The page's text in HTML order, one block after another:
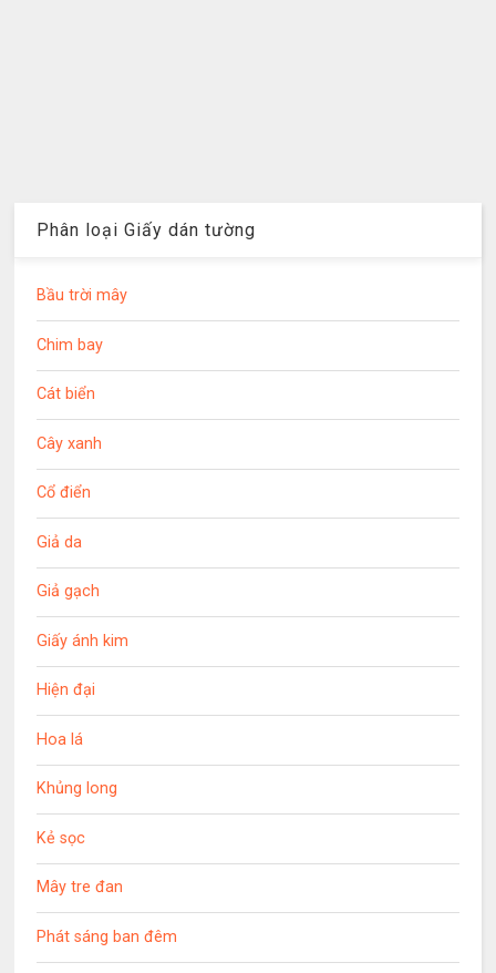
Phân loại Giấy dán tường
Bầu trời mây
Chim bay
Cát biển
Cây xanh
Cổ điển
Giả da
Giả gạch
Giấy ánh kim
Hiện đại
Hoa lá
Khủng long
Kẻ sọc
Mây tre đan
Phát sáng ban đêm